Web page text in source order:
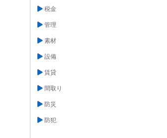
税金
管理
素材
設備
賃貸
間取り
防災
防犯